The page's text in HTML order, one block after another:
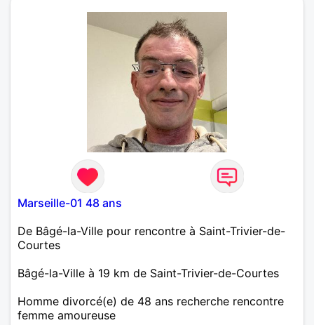
Marseille-01 48 ans
De Bâgé-la-Ville pour rencontre à Saint-Trivier-de-
Courtes
Bâgé-la-Ville à 19 km de Saint-Trivier-de-Courtes
Homme divorcé(e) de 48 ans recherche rencontre
femme amoureuse